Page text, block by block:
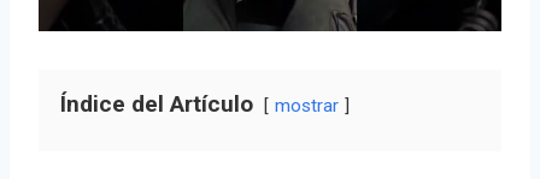
Índice del Artículo mostrar